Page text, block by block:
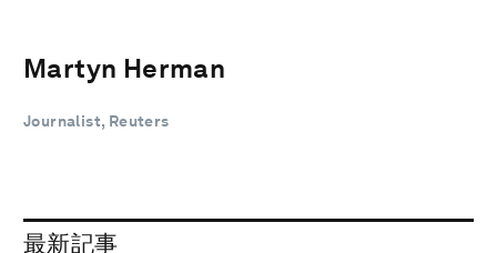
Martyn Herman
Journalist, Reuters
最新記事